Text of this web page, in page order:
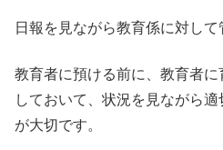
日報を見ながら教育係に対して
教育者に預ける前に、教育者
しておいて、状況を見ながら
が大切です。